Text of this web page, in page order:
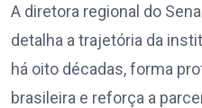
A diretora regional do
detalha a trajetória da
há oito décadas, forma
brasileira e reforça a